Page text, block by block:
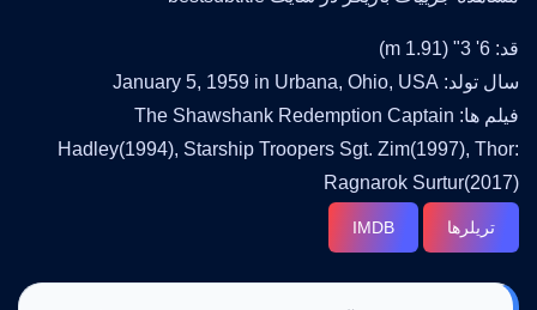
قد: 6' 3" (1.91 m)
سال تولد: January 5, 1959 in Urbana, Ohio, USA
فیلم ها: The Shawshank Redemption Captain
Hadley(1994), Starship Troopers Sgt. Zim(1997), Thor:
Ragnarok Surtur(2017)
تریلرها IMDB